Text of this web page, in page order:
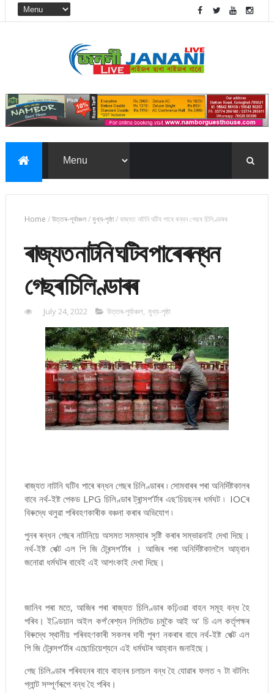
Home /উত্তৰ-পূৰ্বাঞ্চল/মুখ্য-পৃষ্ঠা/ৰাজ্যত নাটনি ঘটিব পাৰে ৰন্ধন গেছৰ চিলিণ্ডাৰৰ
ৰাজ্যত নাটনি ঘটিব পাৰে ৰন্ধন
গেছৰ চিলিণ্ডাৰৰ
July 24, 2022 উত্তৰ-পূৰ্বাঞ্চল মুখ্য-পৃষ্ঠা
ৰাজ্যত নাটনি ঘটিব পাৰে ৰন্ধন গেছৰ চিলিণ্ডাৰৰ ৷ সোমবাৰৰ পৰা অনিৰ্দিষ্টকালৰ
বাবে নৰ্থ-ইষ্ট পেকড LPG চিলিণ্ডাৰ ট্ৰান্সপ’ৰ্টাৰ এছ’চিয়ছনৰ ধৰ্মঘট ৷ IOCৰ
বিৰুদ্ধে থলুৱা পৰিবহণকাৰীক বঞ্চনা কৰাৰ অভিযোগ ৷
পুনৰ ৰন্ধন গেছৰ নাটনিয়ে অসমত সমস্যাৰ সৃষ্টি কৰাৰ সম্ভাৱনাই দেখা দিছে।
নৰ্থ-ইষ্ট পেক্ট এল পি জি ট্ৰেন্সপ’ৰ্টাৰ । আজিৰ পৰা অনিৰ্দিষ্টকাললৈ আহ্বান
জনোৱা ধৰ্মঘটৰ বাবেই এই আশংকাই দেখা দিছে।
জানিব পৰা মতে, আজিৰ পৰা ৰাজ্যত চিলিণ্ডাৰ কঢ়িওৱা বাহন সমূহ বন্ধ হৈ
পৰিব। ইণ্ডিয়ান অইল কৰ্প’ৰেশ্যন লিমিটেড চমুকৈ আই অ’ চি এল কৰ্তৃপক্ষৰ
বিৰুদ্ধে স্থানীয় পৰিবহণকাৰী সকলৰ দাবী পূৰণ নকৰাৰ বাবে নৰ্থ-ইষ্ট পেক্ট এল
পি জি ট্ৰেন্সপ’ৰ্টাৰ এছোচিয়েশ্যনে এই ধৰ্মঘটৰ আহ্বান জনাইছে।
গেছ চিলিণ্ডাৰ পৰিবহনৰ বাবে বাহনৰ চলাচল বন্ধ হৈ যোৱাৰ ফলত ৭ টা বটলিং
প্লান্ট সম্পূৰ্ণৰূপে বন্ধ হৈ পৰিব।